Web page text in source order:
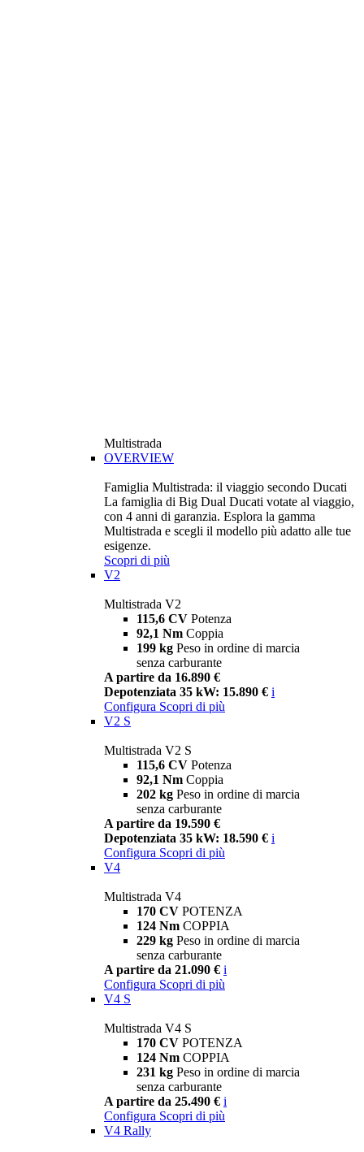
Multistrada
OVERVIEW
Famiglia Multistrada: il viaggio secondo Ducati
La famiglia di Big Dual Ducati votate al viaggio,
con 4 anni di garanzia. Esplora la gamma
Multistrada e scegli il modello più adatto alle tue
esigenze.
Scopri di più
V2
Multistrada V2
115,6 CV Potenza
92,1 Nm Coppia
199 kg Peso in ordine di marcia
senza carburante
A partire da 16.890 €
Depotenziata 35 kW: 15.890 € i
Configura Scopri di più
V2 S
Multistrada V2 S
115,6 CV Potenza
92,1 Nm Coppia
202 kg Peso in ordine di marcia
senza carburante
A partire da 19.590 €
Depotenziata 35 kW: 18.590 € i
Configura Scopri di più
V4
Multistrada V4
170 CV POTENZA
124 Nm COPPIA
229 kg Peso in ordine di marcia
senza carburante
A partire da 21.090 € i
Configura Scopri di più
V4 S
Multistrada V4 S
170 CV POTENZA
124 Nm COPPIA
231 kg Peso in ordine di marcia
senza carburante
A partire da 25.490 € i
Configura Scopri di più
V4 Rally